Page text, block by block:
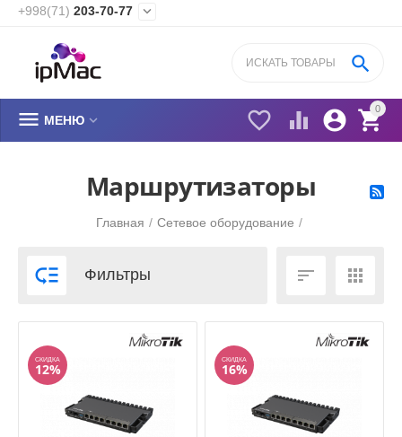
+998(71) 203-70-77 
0


 

 МЕНЮ 
​Маршрутизаторы
Главная / Сетевое оборудование /
 Фильтры  
СКИДКА
12%
СКИДКА
16%